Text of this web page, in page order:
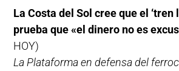
La Costa del Sol cree que el ‘tren
prueba que «el dinero no es
HOY)
La Plataforma en defensa del